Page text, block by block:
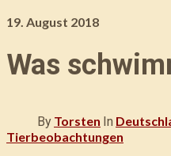
19. August 2018
Was
By Torsten In
Tierbeobachtungen